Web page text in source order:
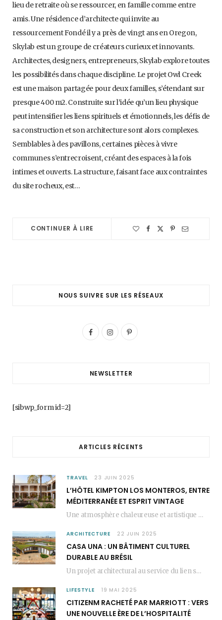
lieu de retraite où se ressourcer, en famille comme entre
amis. Une résidence d’architecte qui invite au
ressourcement Fondé il y a près de vingt ans en Oregon,
Skylab est un groupe de créateurs curieux et innovants.
Architectes, designers, entrepreneurs, Skylab explore toutes
les possibilités dans chaque discipline. Le projet Owl Creek
est une maison partagée pour deux familles, s’étendant sur
presque 400 m2. Construite sur l’idée qu’un lieu physique
peut intensifier les liens spirituels et émotionnels, les défis de
sa construction et son architecture sont alors complexes.
Semblables à des pavillons, certaines pièces à vivre
communes s’entrecroisent, créant des espaces à la fois
intimes et ouverts. La structure, faisant face aux contraintes
du site rocheux, est…
CONTINUER À LIRE
NOUS SUIVRE SUR LES RÉSEAUX
F
k
I
a
P
s
NEWSLETTER
[sibwp_form id=2]
ARTICLES RÉCENTS
TRAVEL 23 JUIN 2025
L’HÔTEL KIMPTON LOS MONTEROS, ENTRE
MÉDITERRANÉE ET ESPRIT VINTAGE
Une atmosphère chaleureuse et artistique L’Hôtel Kimpton Los Monteros, récemment repensé par EL EQUIPO CREATIVO,…
ARCHITECTURE 22 JUIN 2025
CASA UNA : UN BÂTIMENT CULTUREL
DURABLE AU BRÉSIL
Un projet architectural au service du lien social Casa Una est un bâtiment culturel durable…
LIFESTYLE 19 MAI 2025
CITIZENM RACHETÉ PAR MARRIOTT : VERS
UNE NOUVELLE ÈRE DE L’HOSPITALITÉ